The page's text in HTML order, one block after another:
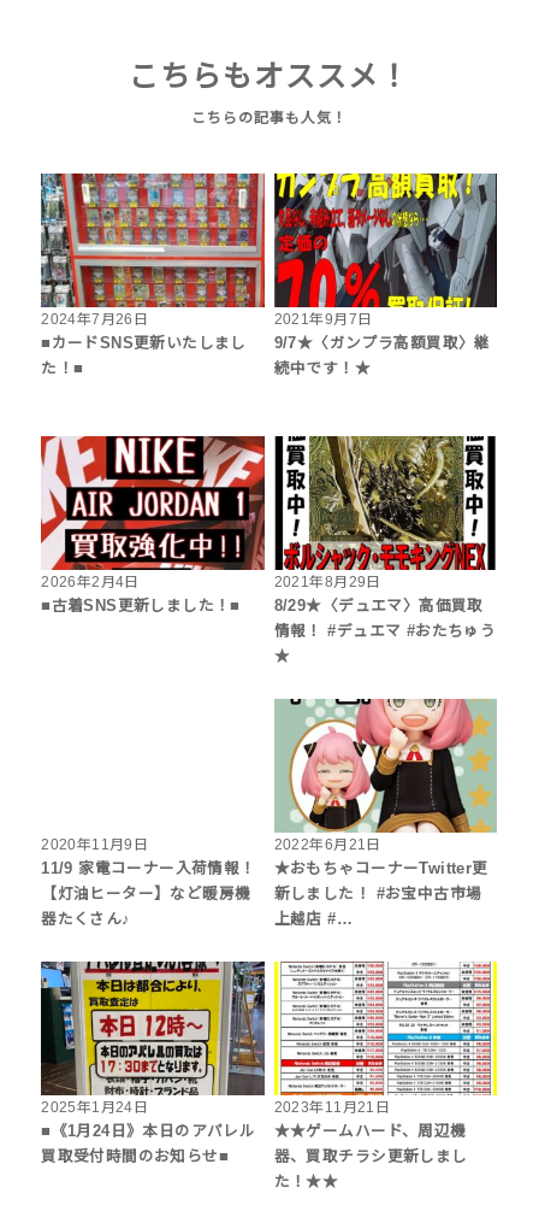
こちらもオススメ！
2024年7月26日
■カードSNS更新いたしまし
た！■
2021年9月7日
9/7★〈ガンプラ高額買取〉継
続中です！★
2026年2月4日
■古着SNS更新しました！■
2021年8月29日
8/29★〈デュエマ〉高価買取
情報！ #デュエマ #おたちゅう
★
2020年11月9日
11/9 家電コーナー入荷情報！
【灯油ヒーター】など暖房機
器たくさん♪
2022年6月21日
★おもちゃコーナーTwitter更
新しました！ #お宝中古市場
上越店 #…
2025年1月24日
■《1月24日》本日のアパレル
買取受付時間のお知らせ■
2023年11月21日
★★ゲームハード、周辺機
器、買取チラシ更新しまし
た！★★